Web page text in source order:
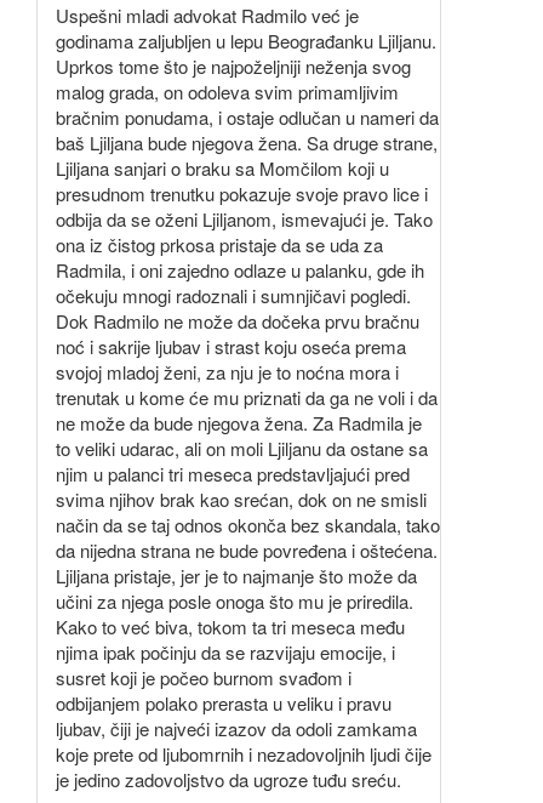
Uspešni mladi advokat Radmilo već je
godinama zaljubljen u lepu Beograđanku Ljiljanu.
Uprkos tome što je najpoželjniji neženja svog
malog grada, on odoleva svim primamljivim
bračnim ponudama, i ostaje odlučan u nameri da
baš Ljiljana bude njegova žena. Sa druge strane,
Ljiljana sanjari o braku sa Momčilom koji u
presudnom trenutku pokazuje svoje pravo lice i
odbija da se oženi Ljiljanom, ismevajući je. Tako
ona iz čistog prkosa pristaje da se uda za
Radmila, i oni zajedno odlaze u palanku, gde ih
očekuju mnogi radoznali i sumnjičavi pogledi.
Dok Radmilo ne može da dočeka prvu bračnu
noć i sakrije ljubav i strast koju oseća prema
svojoj mladoj ženi, za nju je to noćna mora i
trenutak u kome će mu priznati da ga ne voli i da
ne može da bude njegova žena. Za Radmila je
to veliki udarac, ali on moli Ljiljanu da ostane sa
njim u palanci tri meseca predstavljajući pred
svima njihov brak kao srećan, dok on ne smisli
način da se taj odnos okonča bez skandala, tako
da nijedna strana ne bude povređena i oštećena.
Ljiljana pristaje, jer je to najmanje što može da
učini za njega posle onoga što mu je priredila.
Kako to već biva, tokom ta tri meseca među
njima ipak počinju da se razvijaju emocije, i
susret koji je počeo burnom svađom i
odbijanjem polako prerasta u veliku i pravu
ljubav, čiji je najveći izazov da odoli zamkama
koje prete od ljubomrnih i nezadovoljnih ljudi čije
je jedino zadovoljstvo da ugroze tuđu sreću.